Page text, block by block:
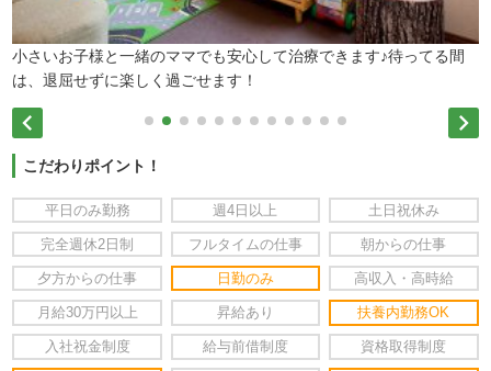
小さいお子様と一緒のママでも安心して治療できます♪待ってる間
は、退屈せずに楽しく過ごせます！
 
こだわりポイント！
平日のみ勤務 週4日以上 土日祝休み
完全週休2日制 フルタイムの仕事 朝からの仕事
夕方からの仕事 日勤のみ 高収入・高時給
月給30万円以上 昇給あり 扶養内勤務OK
入社祝金制度 給与前借制度 資格取得制度